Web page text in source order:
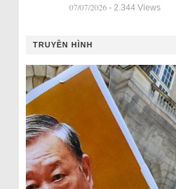
07/07/2026 - 2.344 Views
TRUYỀN HÌNH